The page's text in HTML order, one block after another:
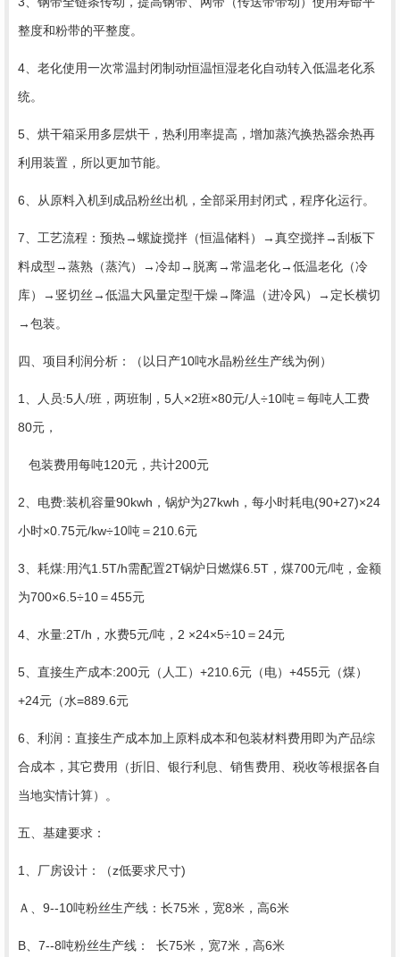
整度和粉带的平整度。
4、老化使用一次常温封闭制动恒温恒湿老化自动转入低温老化系
统。
5、烘干箱采用多层烘干，热利用率提高，增加蒸汽换热器余热再
利用装置，所以更加节能。
6、从原料入机到成品粉丝出机，全部采用封闭式，程序化运行。
7、工艺流程：预热→螺旋搅拌（恒温储料）→真空搅拌→刮板下
料成型→蒸熟（蒸汽）→冷却→脱离→常温老化→低温老化（冷
库）→竖切丝→低温大风量定型干燥→降温（进冷风）→定长横切
→包装。
四、项目利润分析：（以日产10吨水晶粉丝生产线为例）
1、人员:5人/班，两班制，5人×2班×80元/人÷10吨＝每吨人工费
80元，
包装费用每吨120元，共计200元
2、电费:装机容量90kwh，锅炉为27kwh，每小时耗电(90+27)×24
小时×0.75元/kw÷10吨＝210.6元
3、耗煤:用汽1.5T/h需配置2T锅炉日燃煤6.5T，煤700元/吨，金额
为700×6.5÷10＝455元
4、水量:2T/h，水费5元/吨，2 ×24×5÷10＝24元
5、直接生产成本:200元（人工）+210.6元（电）+455元（煤）
+24元（水=889.6元
6、利润：直接生产成本加上原料成本和包装材料费用即为产品综
合成本，其它费用（折旧、银行利息、销售费用、税收等根据各自
当地实情计算）。
五、基建要求：
1、厂房设计：（z低要求尺寸)
Ａ、9--10吨粉丝生产线：长75米，宽8米，高6米
B、7--8吨粉丝生产线： 长75米，宽7米，高6米